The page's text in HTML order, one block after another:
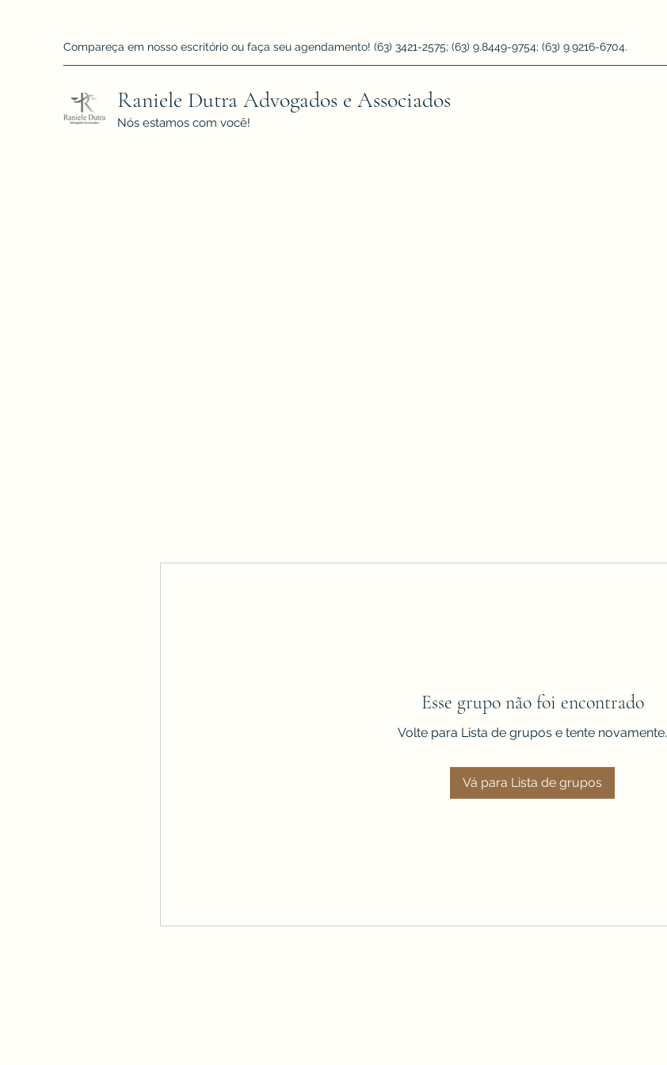
Compareça em nosso escritório ou faça seu agendamento! (63) 3421-2575; (63) 9.8449-9754; (63) 9.9216-6704.
Raniele Dutra Advogados e Associados
Nós estamos com você!
Esse grupo não foi encontrado
Volte para Lista de grupos e tente novamente.
Vá para Lista de grupos